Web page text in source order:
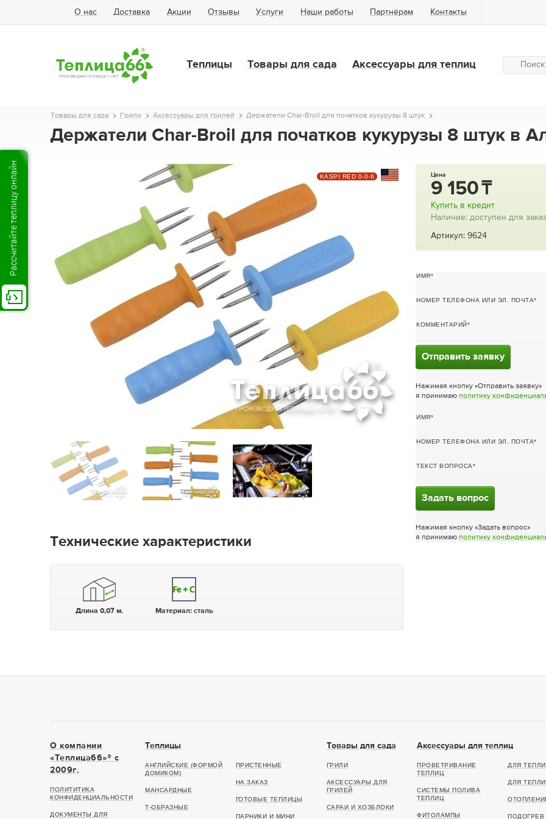
О нас Доставка Акции Отзывы Услуги Наши работы Партнёрам Контакты
Теплицы Товары для сада Аксессуары для теплиц
Товары для сада Грили Аксессуары для грилей Держатели Char-Broil для початков кукурузы 8 штук
Держатели Char-Broil для початков кукурузы 8 штук в
KASPI RED 0-0-6
Технические характеристики
Длина 0,07 м. Материал: сталь
Цена
9 150
Купить в кредит
Наличие: доступен для
Артикул: 9624
ИМЯ
НОМЕР ТЕЛЕФОНА ИЛИ ЭЛ. ПОЧТА
КОММЕНТАРИЙ
Отправить заявку
Нажимая кнопку «Отправить заявку»
я принимаю политику
ИМЯ
НОМЕР ТЕЛЕФОНА ИЛИ ЭЛ. ПОЧТА
ТЕКСТ ВОПРОСА
Задать вопрос
Нажимая кнопку «Задать вопрос»
я принимаю политику
О компании
«Теплица66»® c
2009г.
ПОЛИТИТИКА
КОНФИДЕНЦИАЛЬНОСТИ
ДОКУМЕНТЫ ДЛЯ
Теплицы
АНГЛИЙСКИЕ (ФОРМОЙ
ДОМИКОМ)
МАНСАРДНЫЕ
Т-ОБРАЗНЫЕ
ПРИСТЕННЫЕ
НА ЗАКАЗ
ГОТОВЫЕ ТЕПЛИЦЫ
ПАРНИКИ И МИНИ
Товары для сада
ГРИЛИ
АКСЕССУАРЫ ДЛЯ
ГРИЛЕЙ
САРАИ И ХОЗБЛОКИ
Аксессуары для теплиц
ПРОВЕТРИВАНИЕ
ТЕПЛИЦ
СИСТЕМЫ ПОЛИВА
ТЕПЛИЦ
ФИТОЛАМПЫ
ДЛЯ
ДЛЯ
ПОДОГРЕВ
Рассчитайте теплицу онлайн